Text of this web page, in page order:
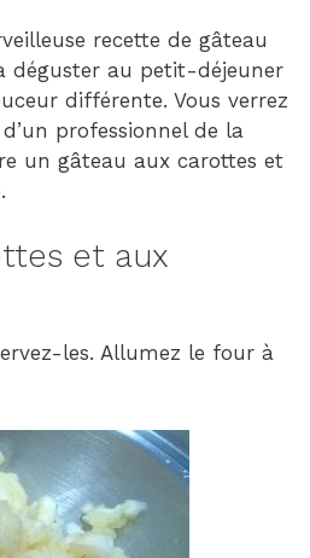
recette de gâteau
déguster au petit-déjeuner
différente. Vous verrez
professionnel de la
un gâteau aux carottes et
et aux
les. Allumez le four à